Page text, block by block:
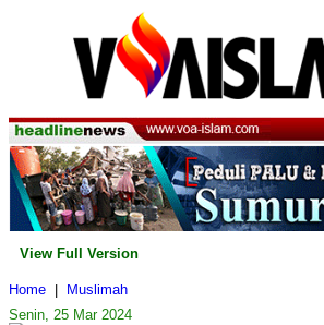
View Full Version
Home
Muslimah
Senin, 25 Mar 2024